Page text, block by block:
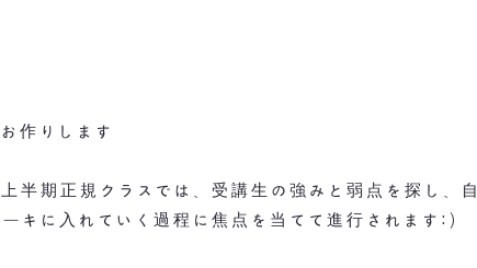
作りします
正規クラスでは、受講生の強みと弱点を探し、自
キに入れていく過程に焦点を当てて進行されます:)